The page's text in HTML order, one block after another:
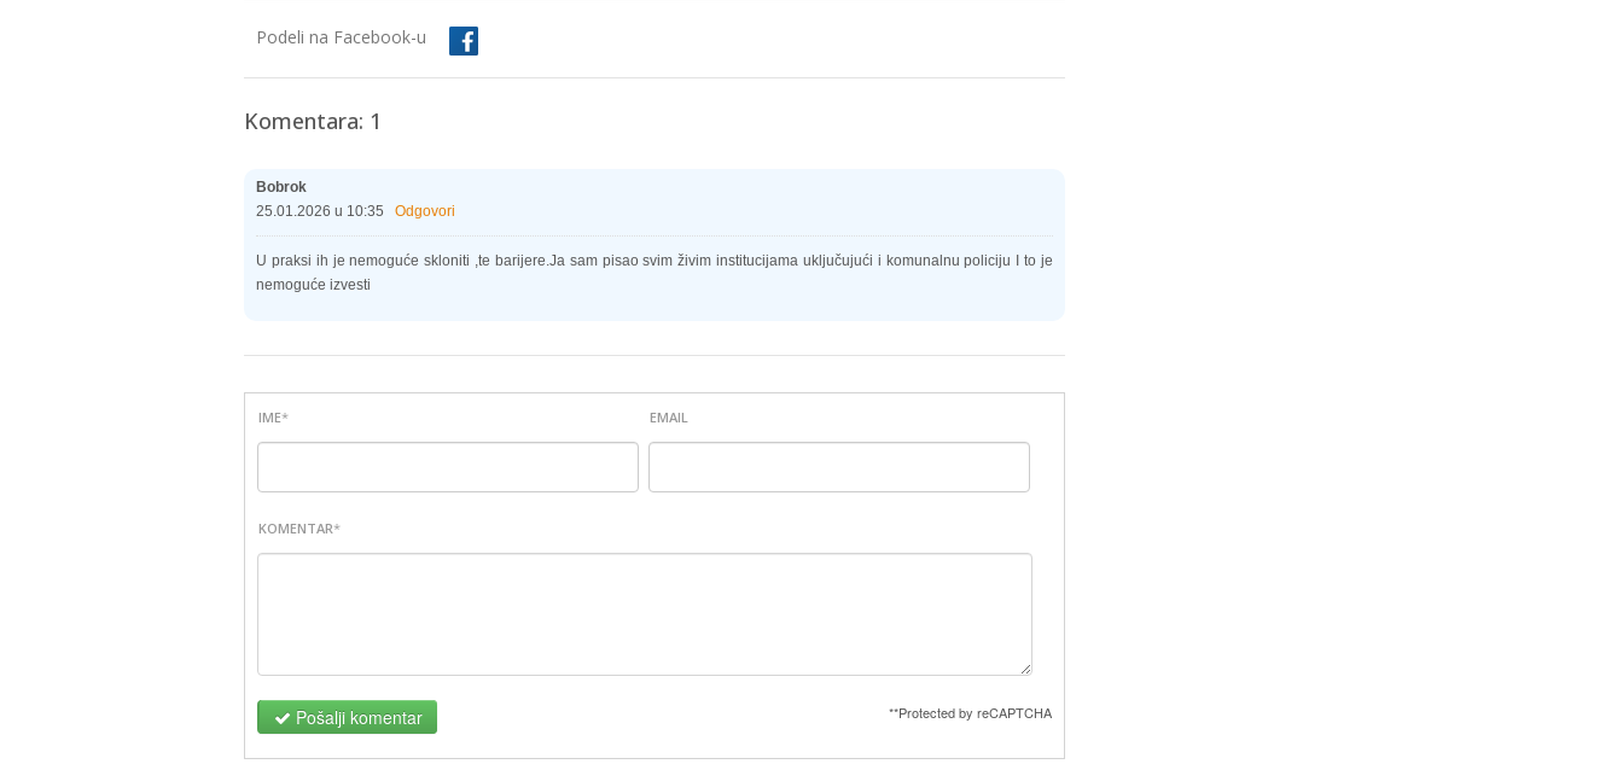
Podeli na Facebook-u
Komentara: 1
Bobrok
25.01.2026 u 10:35 Odgovori
U praksi ih je nemoguće skloniti ,te barijere.Ja sam pisao svim živim institucijama uključujući i komunalnu policiju I to je
nemoguće izvesti
IME* EMAIL
KOMENTAR*
Pošalji komentar **Protected by reCAPTCHA